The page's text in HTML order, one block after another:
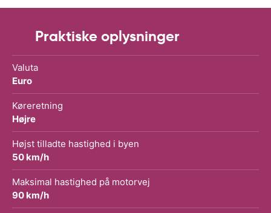
Praktiske oplysninger
Valuta
Euro
Køreretning
Højre
Højst tilladte hastighed i byen
50 km/h
Maksimal hastighed på motorvej
90 km/h